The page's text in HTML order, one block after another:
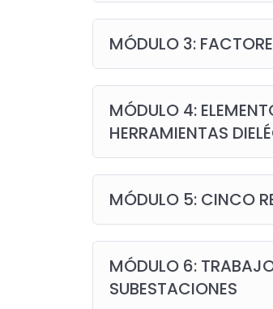
MÓDULO 3:
MÓDULO 4:
HERRAMIENTAS
MÓDULO 5: CINCO
MÓDULO 6:
SUBESTACIONES